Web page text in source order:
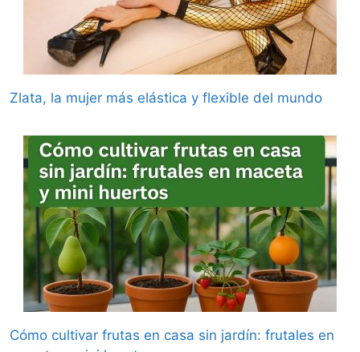
Zlata, la mujer más elástica y flexible del mundo
Cómo cultivar frutas en casa sin jardín: frutales en